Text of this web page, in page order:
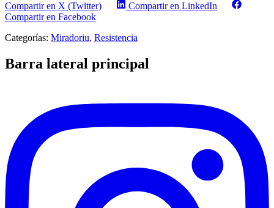
Compartir en X (Twitter)
Compartir en LinkedIn
Compartir en Facebook
Categorías: Miradoriu, Resistencia
Barra lateral principal